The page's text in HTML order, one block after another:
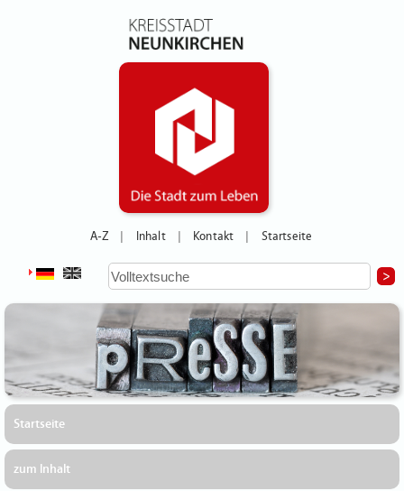
A-Z Inhalt Kontakt Startseite
Startseite
zum Inhalt